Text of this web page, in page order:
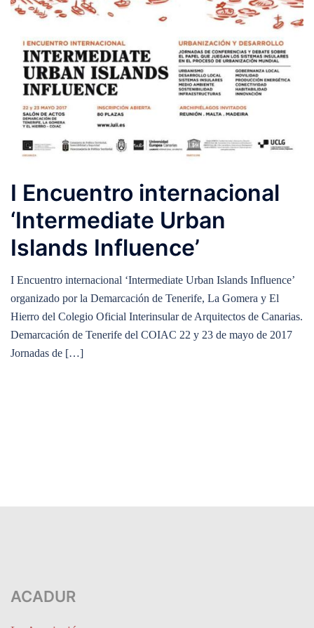
I Encuentro internacional
‘Intermediate Urban
Islands Influence’
I Encuentro internacional ‘Intermediate Urban Islands Influence’
organizado por la Demarcación de Tenerife, La Gomera y El
Hierro del Colegio Oficial Interinsular de Arquitectos de Canarias.
Demarcación de Tenerife del COIAC 22 y 23 de mayo de 2017
Jornadas de […]
ACADUR